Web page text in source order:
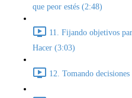
que peor estés (2:48)
11. Fijando objetivos
Hacer (3:03)
12. Tomando